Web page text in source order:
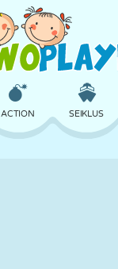
ACTION SEIKLUS